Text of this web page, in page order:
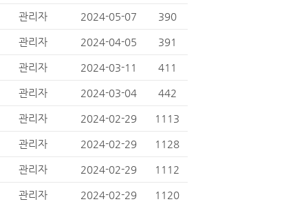
관리자 2024-05-07 390
관리자 2024-04-05 391
관리자 2024-03-11 411
관리자 2024-03-04 442
관리자 2024-02-29 1113
관리자 2024-02-29 1128
관리자 2024-02-29 1112
관리자 2024-02-29 1120